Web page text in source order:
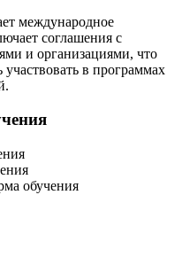
международное
соглашения с
и организациями, что
в программах
обучения